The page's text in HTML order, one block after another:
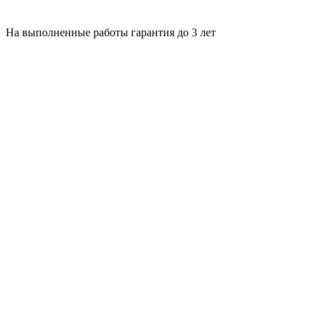
На выполненные работы гарантия до 3 лет